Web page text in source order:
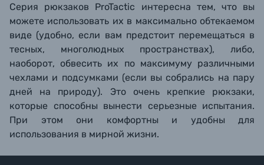
Серия рюкзаков ProTactic интересна тем, что вы
можете использовать их в максимально обтекаемом
виде (удобно, если вам предстоит перемещаться в
тесных, многолюдных пространствах), либо,
наоборот, обвесить их по максимуму различными
чехлами и подсумками (если вы собрались на пару
дней на природу). Это очень крепкие рюкзаки,
которые способны вынести серьезные испытания.
При этом они комфортны и удобны для
использования в мирной жизни.